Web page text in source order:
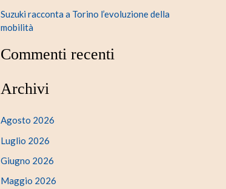
Suzuki racconta a Torino l’evoluzione della
mobilità
Commenti recenti
Archivi
Agosto 2026
Luglio 2026
Giugno 2026
Maggio 2026